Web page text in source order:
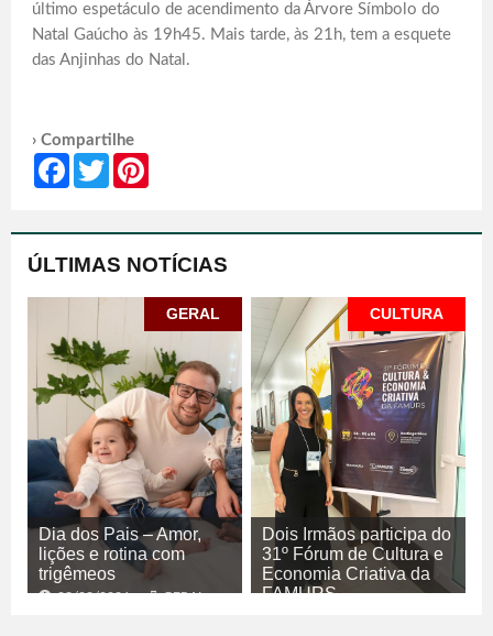
último espetáculo de acendimento da Árvore Símbolo do
Natal Gaúcho às 19h45. Mais tarde, às 21h, tem a esquete
das Anjinhas do Natal.
› Compartilhe
FacebookTwitter
ÚLTIMAS NOTÍCIAS
GERAL
Dia dos Pais – Amor,
lições e rotina com
trigêmeos
08/08/2026 GERAL
CULTURA
Dois Irmãos participa do
31º Fórum de Cultura e
Economia Criativa da
FAMURS